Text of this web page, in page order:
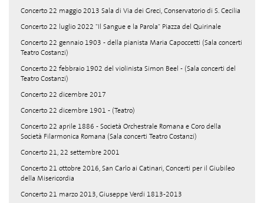
Concerto 22 maggio 2013 Sala di Via dei Greci, Conservatorio di S. Cecilia
Concerto 22 luglio 2022 "Il Sangue e la Parola" Piazza del Quirinale
Concerto 22 gennaio 1903 - della pianista Maria Capoccetti (Sala concerti
Teatro Costanzi)
Concerto 22 febbraio 1902 del violinista Simon Beel - (Sala concerti del
Teatro Costanzi)
Concerto 22 dicembre 2017
Concerto 22 dicembre 1901 - (Teatro)
Concerto 22 aprile 1886 - Società Orchestrale Romana e Coro della
Società Filarmonica Romana (Sala concerti Teatro Costanzi)
Concerto 21, 22 settembre 2001
Concerto 21 ottobre 2016, San Carlo ai Catinari, Concerti per il Giubileo
della Misericordia
Concerto 21 marzo 2013, Giuseppe Verdi 1813-2013